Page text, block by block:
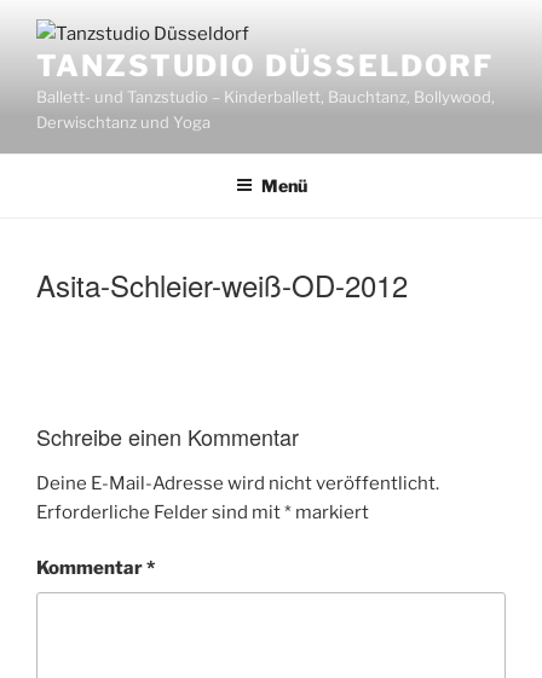
Inhalt
springenTANZSTUDIO DÜSSELDORF
Ballett- und Tanzstudio – Kinderballett, Bauchtanz, Bollywood,
Derwischtanz und Yoga
Menü
Asita-Schleier-weiß-OD-2012
Schreibe einen Kommentar
Deine E-Mail-Adresse wird nicht veröffentlicht.
Erforderliche Felder sind mit* markiert
Kommentar*